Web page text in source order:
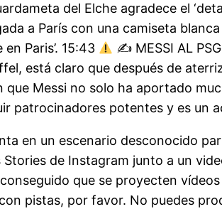
del Elche agradece el
a París con una camiseta blanca
Paris’. 15:43
✍MESSI AL
está claro que después de
Messi no solo ha aportado
patrocinadores potentes y es un
en un escenario desconocido
de Instagram junto a un
que se proyecten
pistas, por favor. No puedes